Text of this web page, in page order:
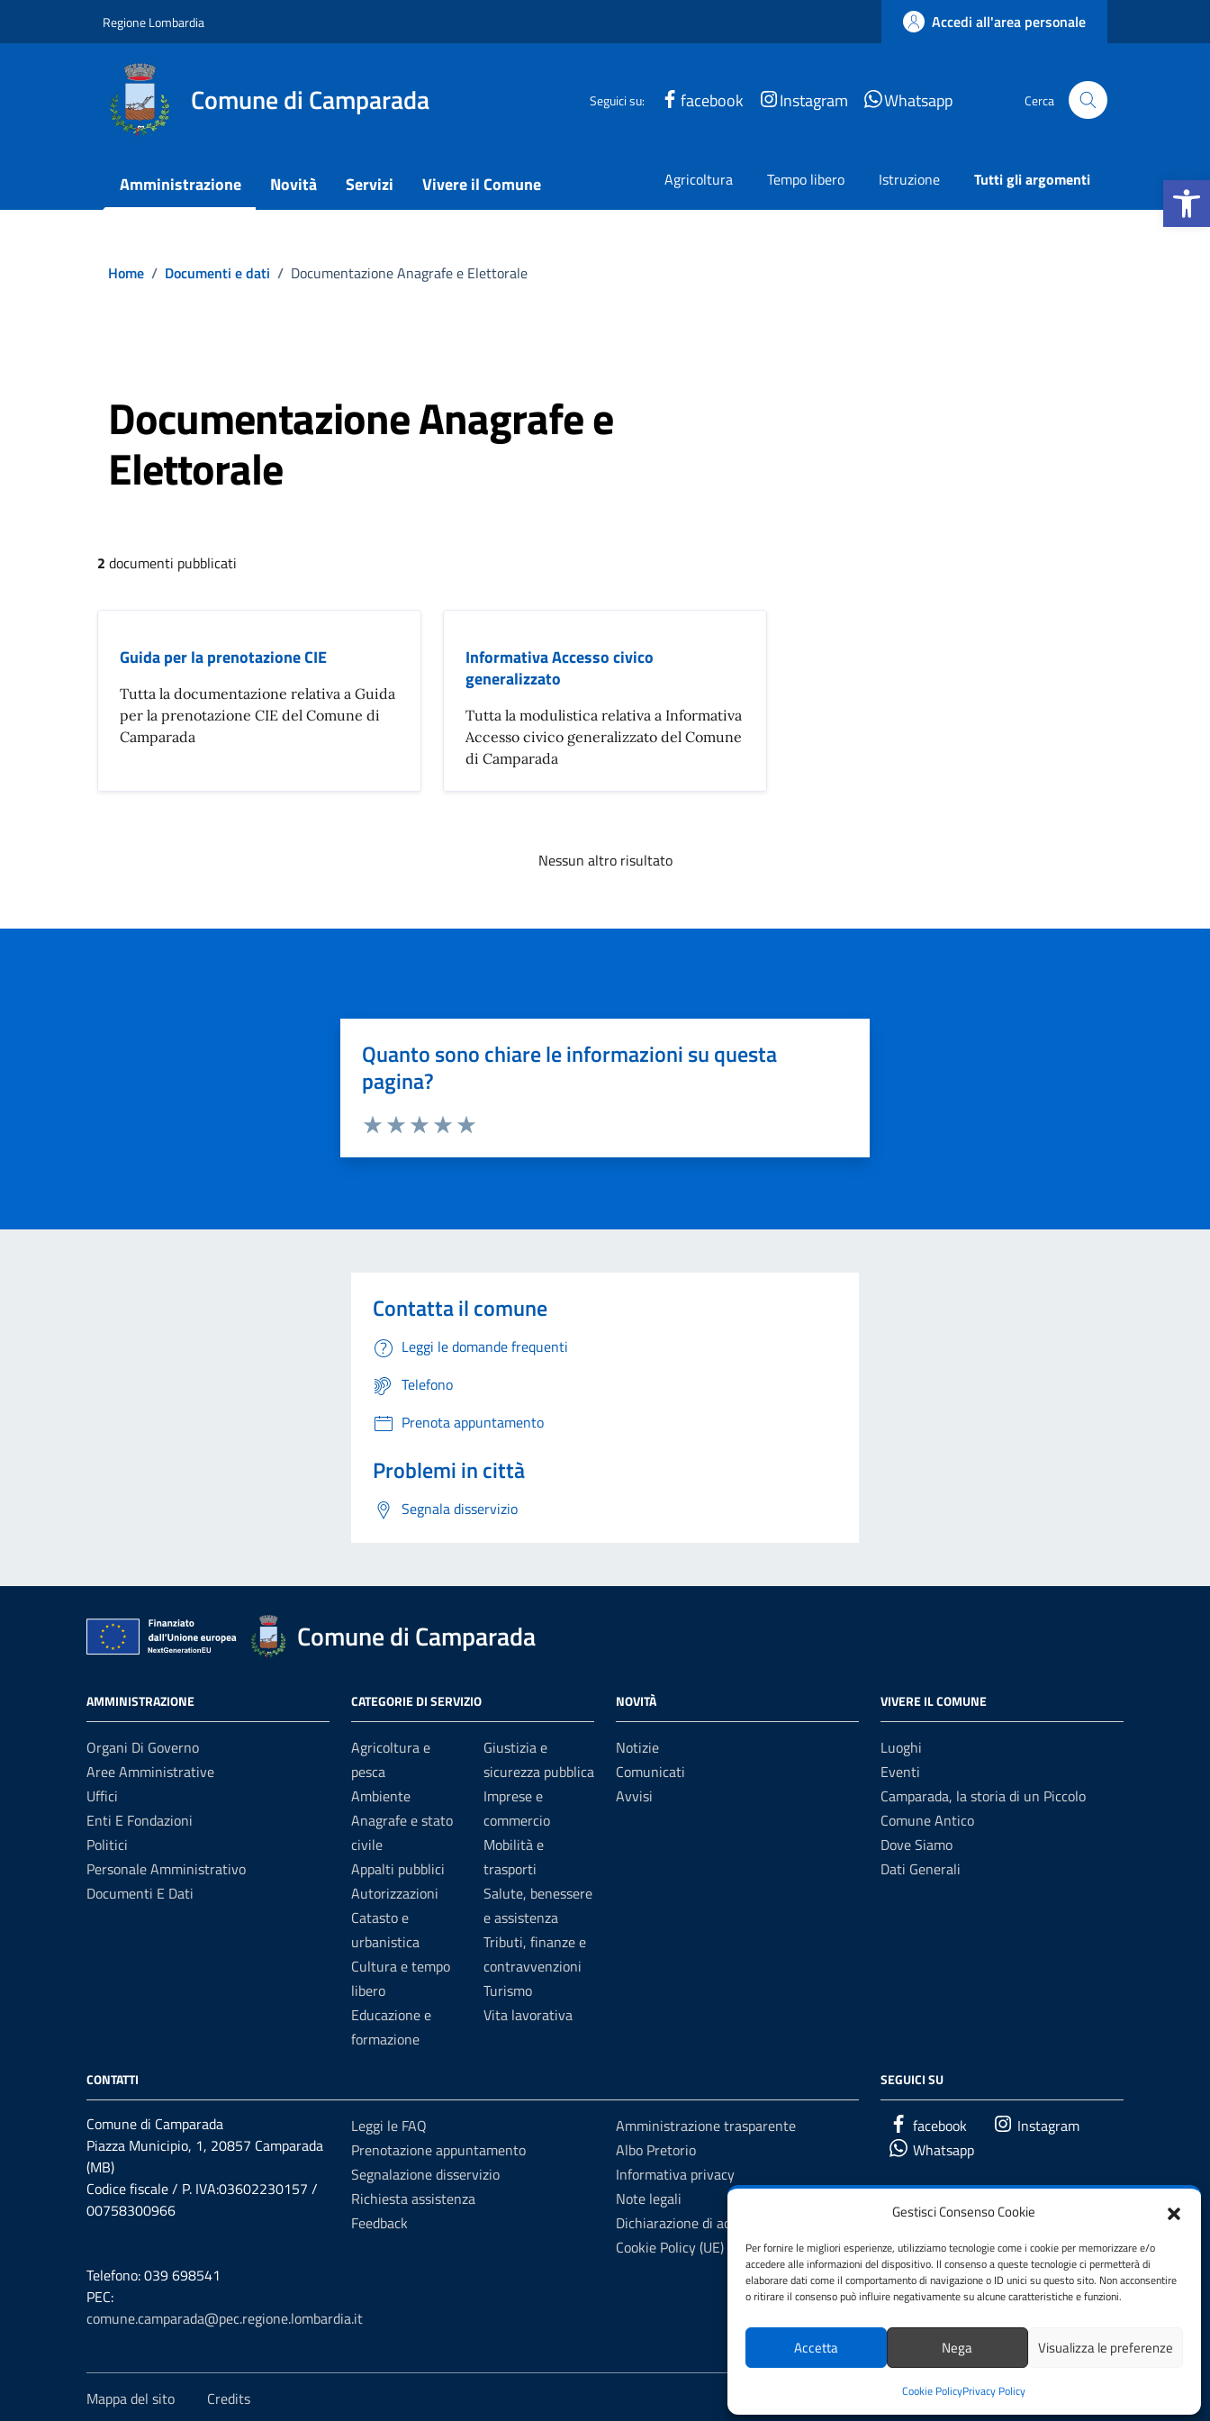
Apri la
Gestisci Consenso Cookie
Per fornire le migliori esperienze, utilizziamo tecnologie come i cookie per memorizzare e/o
accedere alle informazioni del dispositivo. Il consenso a queste tecnologie ci permetterà di
elaborare dati come il comportamento di navigazione o ID unici su questo sito. Non acconsentire
o ritirare il consenso può influire negativamente su alcune caratteristiche e funzioni.
Accetta Nega Visualizza le preferenze
Cookie PolicyPrivacy Policy
Regione Lombardia Accedi all'area personale
Comune di Camparada Seguici su: facebook Instagram Whatsapp Cerca
Amministrazione Novità Servizi Vivere il Comune Agricoltura Tempo libero Istruzione Tutti gli argomenti
Home / Documenti e dati / Documentazione Anagrafe e Elettorale
Documentazione Anagrafe e
Elettorale
2 documenti pubblicati
Guida per la prenotazione CIE
Tutta la documentazione relativa a Guida
per la prenotazione CIE del Comune di
Camparada
Informativa Accesso civico
generalizzato
Tutta la modulistica relativa a Informativa
Accesso civico generalizzato del Comune
di Camparada
Nessun altro risultato
Quanto sono chiare le informazioni su questa
pagina?
Contatta il comune
Leggi le domande frequenti
Telefono
Prenota appuntamento
Problemi in città
Segnala disservizio
Comune di Camparada
AMMINISTRAZIONE
Organi Di Governo
Aree Amministrative
Uffici
Enti E Fondazioni
Politici
Personale Amministrativo
Documenti E Dati
CATEGORIE DI SERVIZIO
Agricoltura e
pesca
Ambiente
Anagrafe e stato
civile
Appalti pubblici
Autorizzazioni
Catasto e
urbanistica
Cultura e tempo
libero
Educazione e
formazione
Giustizia e
sicurezza pubblica
Imprese e
commercio
Mobilità e
trasporti
Salute, benessere
e assistenza
Tributi, finanze e
contravvenzioni
Turismo
Vita lavorativa
NOVITÀ
Notizie
Comunicati
Avvisi
VIVERE IL COMUNE
Luoghi
Eventi
Camparada, la storia di un Piccolo
Comune Antico
Dove Siamo
Dati Generali
CONTATTI
Comune di Camparada
Piazza Municipio, 1, 20857 Camparada
(MB)
Codice fiscale / P. IVA:03602230157 /
00758300966
Telefono: 039 698541
PEC:
comune.camparada@pec.regione.lombardia.it
Leggi le FAQ
Prenotazione appuntamento
Segnalazione disservizio
Richiesta assistenza
Feedback
Amministrazione trasparente
Albo Pretorio
Informativa privacy
Note legali
Dichiarazione di accessibilità
Cookie Policy (UE)
SEGUICI SU
facebook
Instagram
Whatsapp
Mappa del sito Credits